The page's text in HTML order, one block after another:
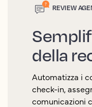
REVIEW
della
Automatizza i
check-in,
comunicazioni